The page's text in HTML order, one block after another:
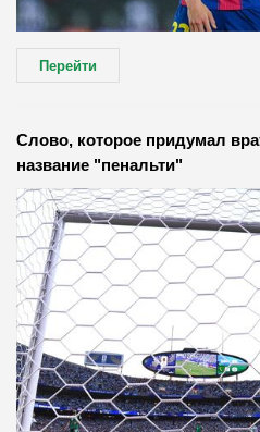
Перейти
Слово, которое придумал
название "пенальти"